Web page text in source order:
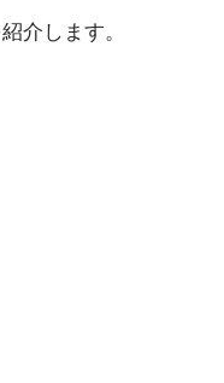
介します。